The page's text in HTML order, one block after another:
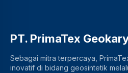
PT. PrimaTex
Sebagai mitra terpercaya,
inovatif di bidang geosintetik